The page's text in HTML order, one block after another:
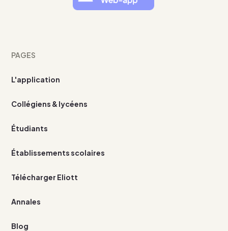
PAGES
L'application
Collégiens & lycéens
Étudiants
Établissements scolaires
Télécharger Eliott
Annales
Blog